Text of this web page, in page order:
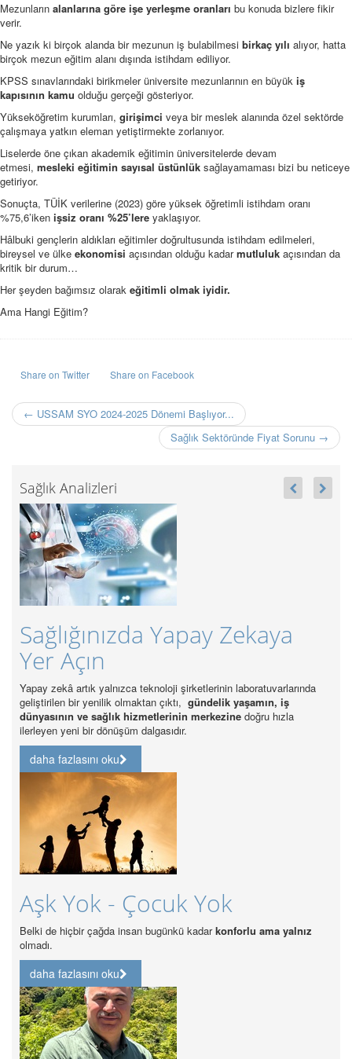
Mezunların alanlarına göre işe yerleşme oranları bu konuda bizlere fikir
verir.
Ne yazık ki birçok alanda bir mezunun iş bulabilmesi birkaç yılı alıyor, hatta
birçok mezun eğitim alanı dışında istihdam ediliyor.
KPSS sınavlarındaki birikmeler üniversite mezunlarının en büyük iş
kapısının kamu olduğu gerçeği gösteriyor.
Yükseköğretim kurumları, girişimci veya bir meslek alanında özel sektörde
çalışmaya yatkın eleman yetiştirmekte zorlanıyor.
Liselerde öne çıkan akademik eğitimin üniversitelerde devam
etmesi, mesleki eğitimin sayısal üstünlük sağlayamaması bizi bu neticeye
getiriyor.
Sonuçta, TÜİK verilerine (2023) göre yüksek öğretimli istihdam oranı
%75,6’iken işsiz oranı %25’lere yaklaşıyor.
Hâlbuki gençlerin aldıkları eğitimler doğrultusunda istihdam edilmeleri,
bireysel ve ülke ekonomisi açısından olduğu kadar mutluluk açısından da
kritik bir durum…
Her şeyden bağımsız olarak eğitimli olmak iyidir.
Ama Hangi Eğitim?
Share on Twitter Share on Facebook
← USSAM SYO 2024-2025 Dönemi Başlıyor...
Sağlık Sektöründe Fiyat Sorunu →
Sağlık Analizleri
Zekaya
laboratuvarlarında
gündelik yaşamın, iş
merkezinedoğru hızla
Yok
kadarkonforlu ama yalnız
Sağlıkta
Sektörde en önemli sürdürülebilirlik
gücünün standartların altında kalmasıdır.
daha fazlasını oku
Özel Hastanelerde
Akreditasyonu
Özel Hastanelerde Kalite Akreditasyonu